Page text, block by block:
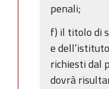
penali;
f) il titolo di
e
richiesti dal
dovrà